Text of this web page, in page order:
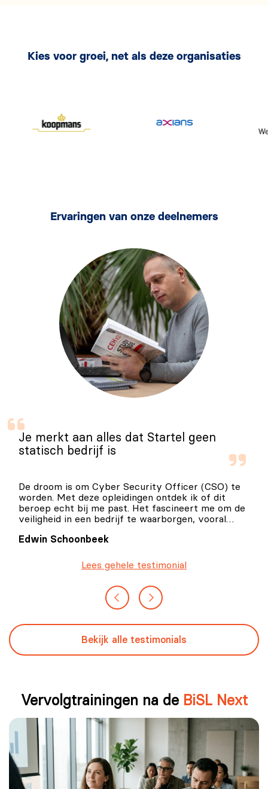
Kies voor groei, net als deze organisaties
Ervaringen van onze deelnemers
Je merkt aan alles dat Startel geen
statisch bedrijf is
De droom is om Cyber Security Officer (CSO) te
worden. Met deze opleidingen ontdek ik of dit
beroep echt bij me past. Het fascineert me om de
veiligheid in een bedrijf te waarborgen, vooral
digitale uitdagingen.
Edwin Schoonbeek
Lees gehele testimonial
Bekijk alle testimonials
Vervolgtrainingen na de BiSL Next